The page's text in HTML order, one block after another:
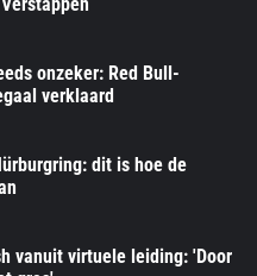
onzeker: Red Bull-
verklaard
dit is hoe de
vanuit virtuele leiding: 'Door